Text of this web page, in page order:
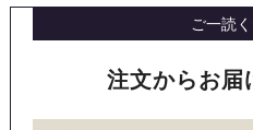
ご一読
注文からお届